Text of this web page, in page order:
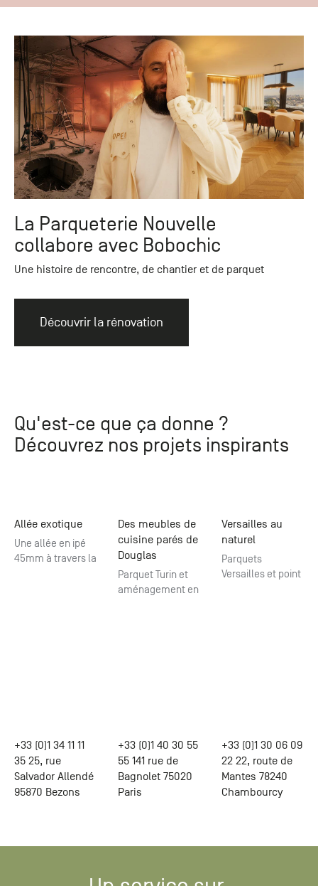
La Parqueterie Nouvelle
collabore avec Bobochic
Une histoire de rencontre, de chantier et de parquet
Découvrir la rénovation
Qu'est-ce que ça donne ?
Découvrez nos projets inspirants
Allée exotique
Une allée en ipé
45mm à travers la
Des meubles de
cuisine parés de
Douglas
Parquet Turin et
aménagement en
Versailles au
naturel
Parquets
Versailles et point
+33 (0)1 34 11 11
35 25, rue
Salvador Allendé
95870 Bezons
+33 (0)1 40 30 55
55 141 rue de
Bagnolet 75020
Paris
+33 (0)1 30 06 09
22 22, route de
Mantes 78240
Chambourcy